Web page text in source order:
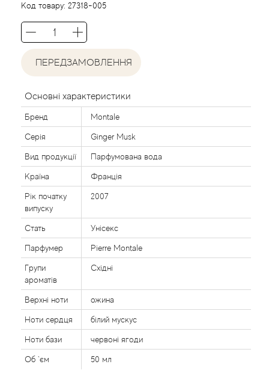
Код товару: 27318-005
ПЕРЕДЗАМОВЛЕННЯ
Основні характеристики
Бренд Montale
Серія Ginger Musk
Вид продукції Парфумована вода
Країна Франція
Рік початку
випуску
2007
Стать Унісекс
Парфумер Pierre Montale
Групи
ароматів
Східні
Верхні ноти ожина
Ноти сердця білий мускус
Ноти бази червоні ягоди
Об `єм 50 мл
Acqua di Parma
Acqua di Sardegna
Adidas
Aedes de Venustas
Aerin Lauder
Affinessence
Afnan
Agatha Ruiz de la Prada
Agent Provocateur
Agonist
Aigner
Aj Arabia (Widian)